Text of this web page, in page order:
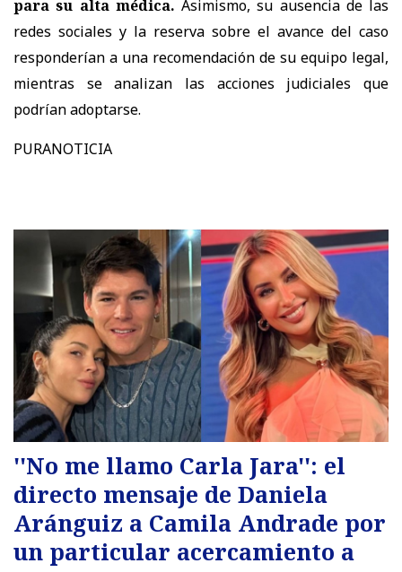
para su alta médica. Asimismo,su ausencia de las
redes sociales y la reserva sobre el avance del caso
responderían a una recomendación de su equipo legal,
mientras se analizan las acciones judiciales que
podrían adoptarse.
PURANOTICIA
''No me llamo Carla Jara'': el
directo mensaje de Daniela
Aránguiz a Camila Andrade por
un particular acercamiento a